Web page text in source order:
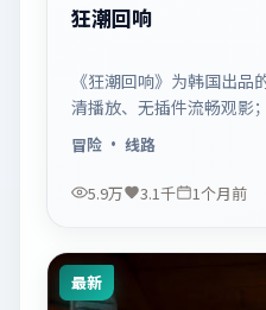
狂潮回响
《狂潮回响》为韩国出品
清播放、无插件流畅观影
合休闲一口气追看。
冒险· 线路
5.9万 3.1千 1个月前
最新